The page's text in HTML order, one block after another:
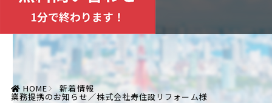
HOME 新着情報
業務提携のお知らせ／株式会社寿住設リフォーム様